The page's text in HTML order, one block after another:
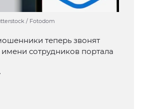
/ Fotodom
теперь звонят
сотрудников портала